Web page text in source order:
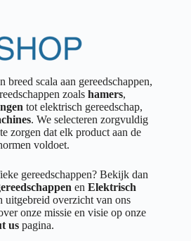
scala aan gereedschappen,
zoalshamers,
tot elektrisch gereedschap,
. We selecteren zorgvuldig
zorgen dat elk product aan de
voldoet.
gereedschappen? Bekijk dan
enElektrisch
uitgebreid overzicht van ons
onze missie en visie op onze
us pagina.